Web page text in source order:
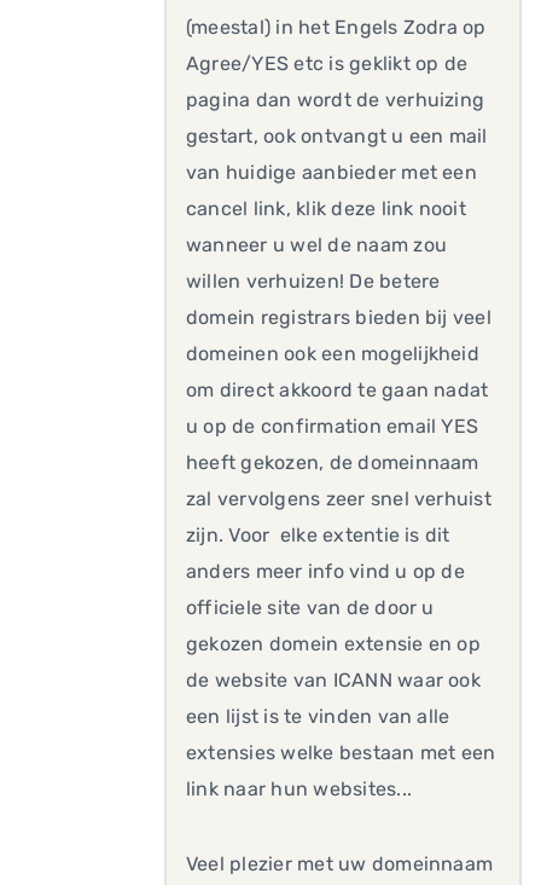
(meestal) in het Engels Zodra op
Agree/YES etc is geklikt op de
pagina dan wordt de verhuizing
gestart, ook ontvangt u een mail
van huidige aanbieder met een
cancel link, klik deze link nooit
wanneer u wel de naam zou
willen verhuizen! De betere
domein registrars bieden bij veel
domeinen ook een mogelijkheid
om direct akkoord te gaan nadat
u op de confirmation email YES
heeft gekozen, de domeinnaam
zal vervolgens zeer snel verhuist
zijn. Voor elke extentie is dit
anders meer info vind u op de
officiele site van de door u
gekozen domein extensie en op
de website van ICANN waar ook
een lijst is te vinden van alle
extensies welke bestaan met een
link naar hun websites...
Veel plezier met uw domeinnaam